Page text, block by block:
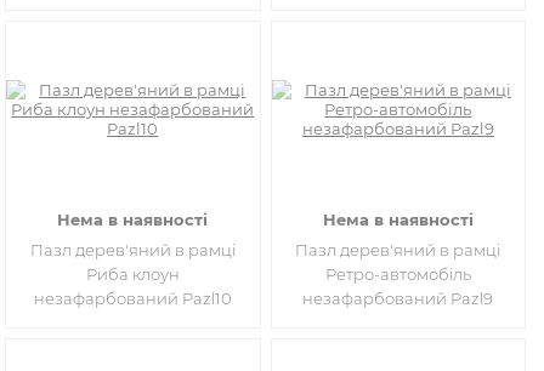
Нема в наявності
Пазл дерев'яний в рамці
Риба клоун
незафарбований Pazl10
Нема в наявності
Пазл дерев'яний в рамці
Ретро-автомобіль
незафарбований Pazl9